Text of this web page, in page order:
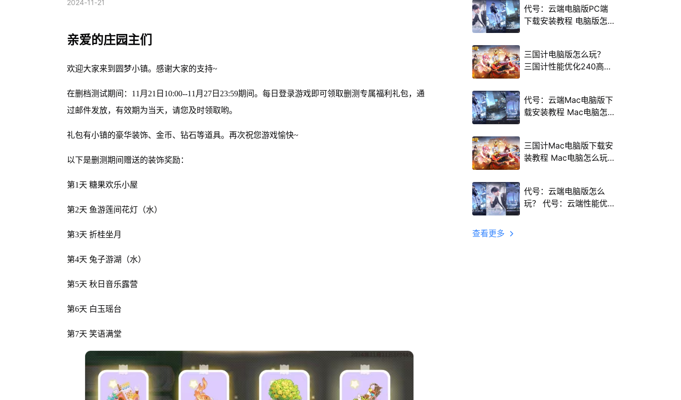
2024-11-21
亲爱的庄园主们
欢迎大家来到圆梦小镇。感谢大家的支持~
在删档测试期间：11月21日10:00--11月27日23:59期间。每日登录游戏即可领取删测专属福利礼包，通
过邮件发放，有效期为当天，请您及时领取哟。
礼包有小镇的豪华装饰、金币、钻石等道具。再次祝您游戏愉快~
以下是删测期间赠送的装饰奖励：
第1天 糖果欢乐小屋
第2天 鱼游莲间花灯（水）
第3天 折桂坐月
第4天 兔子游湖（水）
第5天 秋日音乐露营
第6天 白玉瑶台
第7天 笑语满堂
代号：云端电脑版PC端
下载安装教程 电脑版怎
三国计电脑版怎么玩？
三国计性能优化240高帧
代号：云端Mac电脑版下
载安装教程 Mac电脑怎
三国计Mac电脑版下载安
装教程 Mac电脑怎么玩
代号：云端电脑版怎么
玩？ 代号：云端性能优
查看更多